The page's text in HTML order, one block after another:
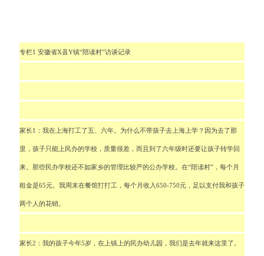
专栏1 安徽省X县Y镇“陪读村”访谈记录
家长1 ：我在上海打工了五、六年。为什么不带孩子去上海上学？因为去了那
里，孩子只能上民办的学校，质量很差，而且到了六年级时还要让孩子转学回
来。那些民办学校还不如家乡的管理比较严的公办学校。在“陪读村” ，每个月
租金是65元。我周末在餐馆打打工，每个月收入650-750元，足以支付我和孩子
两个人的花销。
家长2 ：我的孩子今年5岁，在上镇上的民办幼儿园，我们是去年就来这里了。